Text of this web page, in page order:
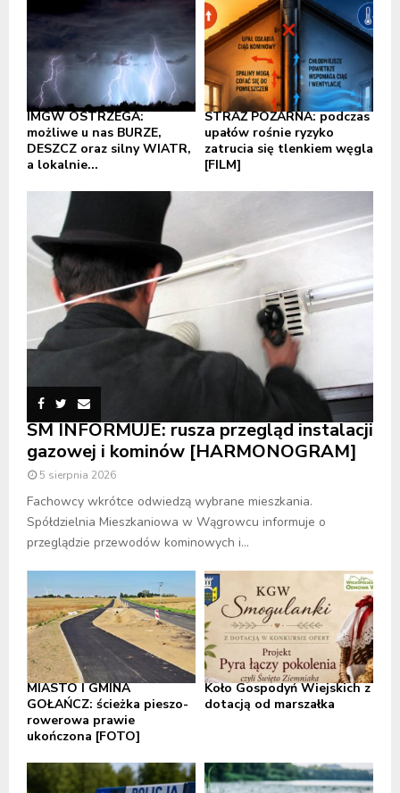
IMGW OSTRZEGA:
możliwe u nas BURZE,
DESZCZ oraz silny WIATR,
a lokalnie...
STRAŻ POŻARNA: podczas
upałów rośnie ryzyko
zatrucia się tlenkiem węgla
[FILM]
SM INFORMUJE: rusza przegląd instalacji
gazowej i kominów [HARMONOGRAM]
5 sierpnia 2026
Fachowcy wkrótce odwiedzą wybrane mieszkania.
Spółdzielnia Mieszkaniowa w Wągrowcu informuje o
przeglądzie przewodów kominowych i...
MIASTO I GMINA
GOŁAŃCZ: ścieżka pieszo-
rowerowa prawie
ukończona [FOTO]
Koło Gospodyń Wiejskich z
dotacją od marszałka